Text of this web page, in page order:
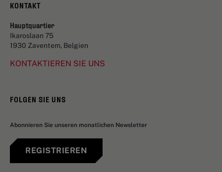
KONTAKT
Hauptquartier
Ikaroslaan 75
1930 Zaventem, Belgien
KONTAKTIEREN SIE UNS
FOLGEN SIE UNS
Abonnieren Sie unseren monatlichen Newsletter
REGISTRIEREN